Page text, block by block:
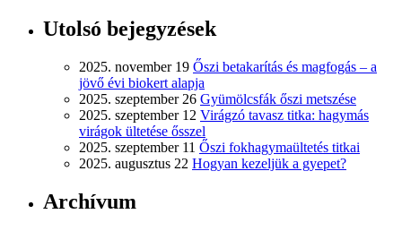
Utolsó bejegyzések
2025. november 19 Őszi betakarítás és magfogás – a
jövő évi biokert alapja
2025. szeptember 26 Gyümölcsfák őszi metszése
2025. szeptember 12 Virágzó tavasz titka: hagymás
virágok ültetése ősszel
2025. szeptember 11 Őszi fokhagymaültetés titkai
2025. augusztus 22 Hogyan kezeljük a gyepet?
Archívum